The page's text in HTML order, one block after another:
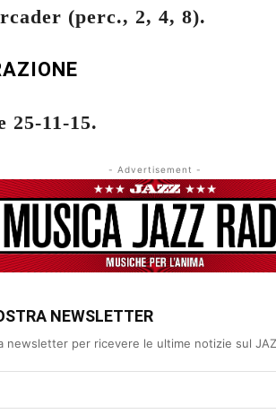
(perc., 2, 4, 8).
25-11-15.
- Advertisement -
NEWSLETTER
newsletter per ricevere le ultime notizie sul